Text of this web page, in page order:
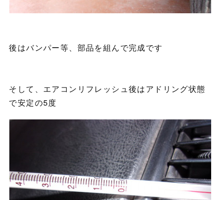
後はバンパー等、部品を組んで完成です
そして、エアコンリフレッシュ後はアドリング状態
で安定の5度